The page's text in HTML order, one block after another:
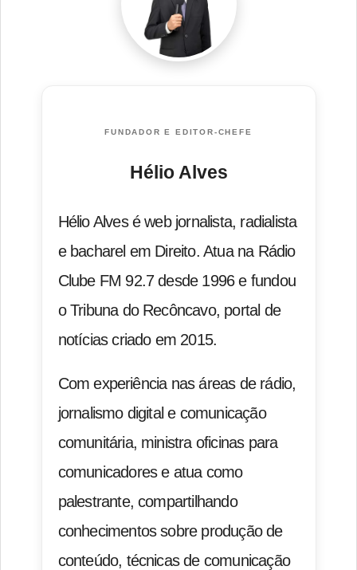
FUNDADOR E EDITOR-CHEFE
Hélio Alves
Hélio Alves é web jornalista, radialista
e bacharel em Direito. Atua na Rádio
Clube FM 92.7 desde 1996 e fundou
o Tribuna do Recôncavo, portal de
notícias criado em 2015.
Com experiência nas áreas de rádio,
jornalismo digital e comunicação
comunitária, ministra oficinas para
comunicadores e atua como
palestrante, compartilhando
conhecimentos sobre produção de
conteúdo, técnicas de comunicação